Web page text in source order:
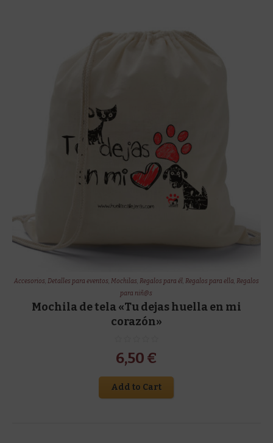
Accesorios, Detalles para eventos, Mochilas, Regalos para él, Regalos para ella, Regalos
para niñ@s
Mochila de tela «Tu dejas huella en mi
corazón»
6,50 €
Add to Cart